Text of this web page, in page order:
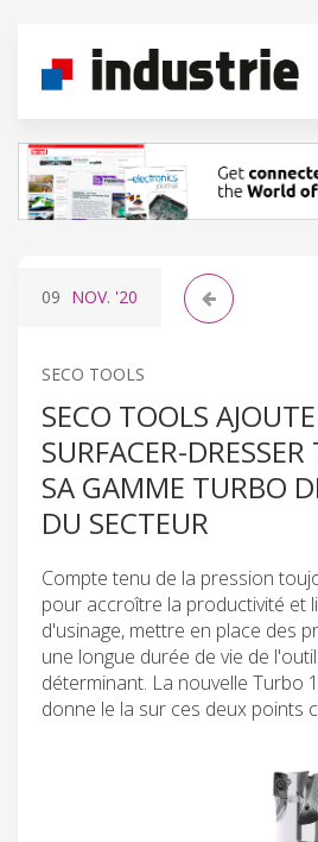
09 NOV. '20
SECO TOOLS
SECO TOOLS
SURFACER-
SA GAMME TURBO
DU SECTEUR
Compte tenu de la pression
pour accroître la productivité et
d'usinage, mettre en place des
une longue durée de vie de
déterminant. La nouvelle Turbo
donne le la sur ces deux points